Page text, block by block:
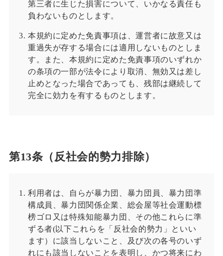
第三者に生じた損害について、いかなる責任も
負わないものとします。
本規約に定めた免責事項は、運営者に故意又は
重過失が存する場合には適用しないものとしま
す。また、本規約に定めた免責事項のいずれか
の条項の一部が法令により取消、無効又は差し
止めとなった場合であっても、残部は継続して
完全に効力を有するものとします。
第13条（反社会的勢力排除）
利用者は、自らが暴力団、暴力団員、暴力団準
構成員、暴力団関係企業、総会屋等社会運動標
榜ゴロ又は特殊知能暴力団、その他これらに準
ずる者(以下これらを「反社会的勢力」といい
ます）に該当しないこと、及び次の各号のいず
れにも該当しないことを表明し、かつ将来にわ